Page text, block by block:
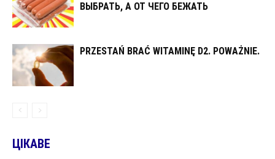
ВЫБРАТЬ, А ОТ ЧЕГО БЕЖАТЬ
PRZESTAŃ BRAĆ WITAMINĘ D2. POWAŻNIE.
ЦІКАВЕ